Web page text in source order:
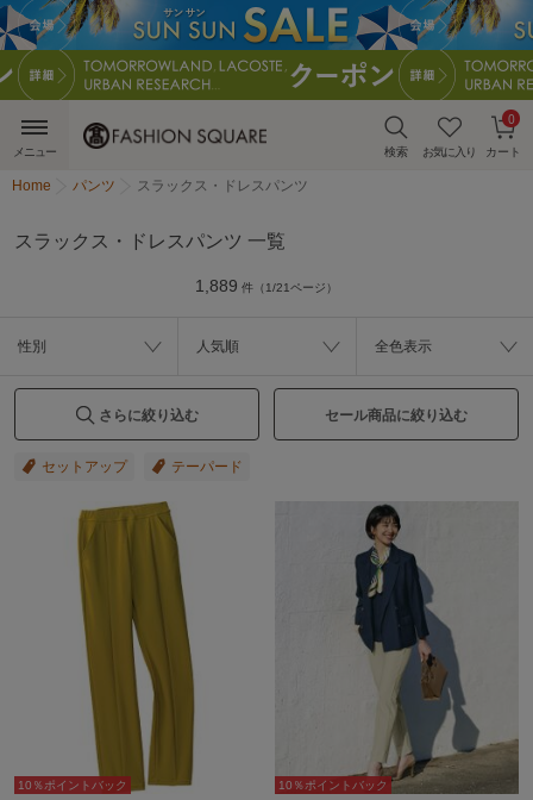
検索 お気に入り カート
0
メニュー
Home パンツ スラックス・ドレスパンツ
スラックス・ドレスパンツ 一覧
1,889 件（1/21ページ）
性別 人気順 全色表示
さらに絞り込む セール商品に絞り込む
セットアップ テーパード
10％ポイントバック
10％ポイントバック